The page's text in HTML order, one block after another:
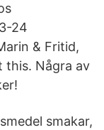
24
& Fritid,
this. Några av
smakar,